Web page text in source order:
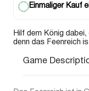
Einmaliger Kauf
Hilf dem König
denn das Feenreich
Game